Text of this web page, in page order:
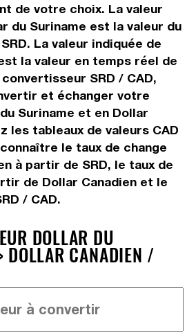
de votre choix. La valeur
du Suriname est la valeur du
La valeur indiquée de
la valeur en temps réel de
SRD / CAD,
et échanger votre
Suriname et en Dollar
les tableaux de valeurs CAD
le taux de change
à partir de SRD, le taux de
de Dollar Canadien et le
/ CAD.
DOLLAR DU
DOLLAR CANADIEN /